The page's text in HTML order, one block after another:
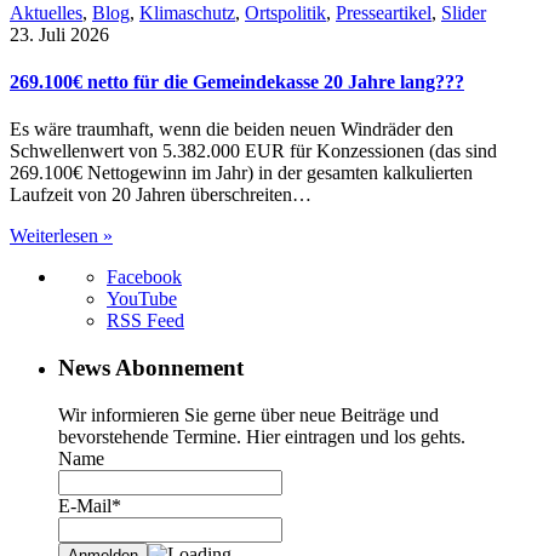
Aktuelles, Blog, Klimaschutz, Ortspolitik, Presseartikel, Slider
23. Juli 2026
269.100€ netto für die Gemeindekasse 20 Jahre lang???
Es wäre traumhaft, wenn die beiden neuen Windräder den
Schwellenwert von 5.382.000 EUR für Konzessionen (das sind
269.100€ Nettogewinn im Jahr) in der gesamten kalkulierten
Laufzeit von 20 Jahren überschreiten…
Weiterlesen »
Facebook
YouTube
RSS Feed
News Abonnement
Wir informieren Sie gerne über neue Beiträge und
bevorstehende Termine. Hier eintragen und los gehts.
Name
E-Mail*